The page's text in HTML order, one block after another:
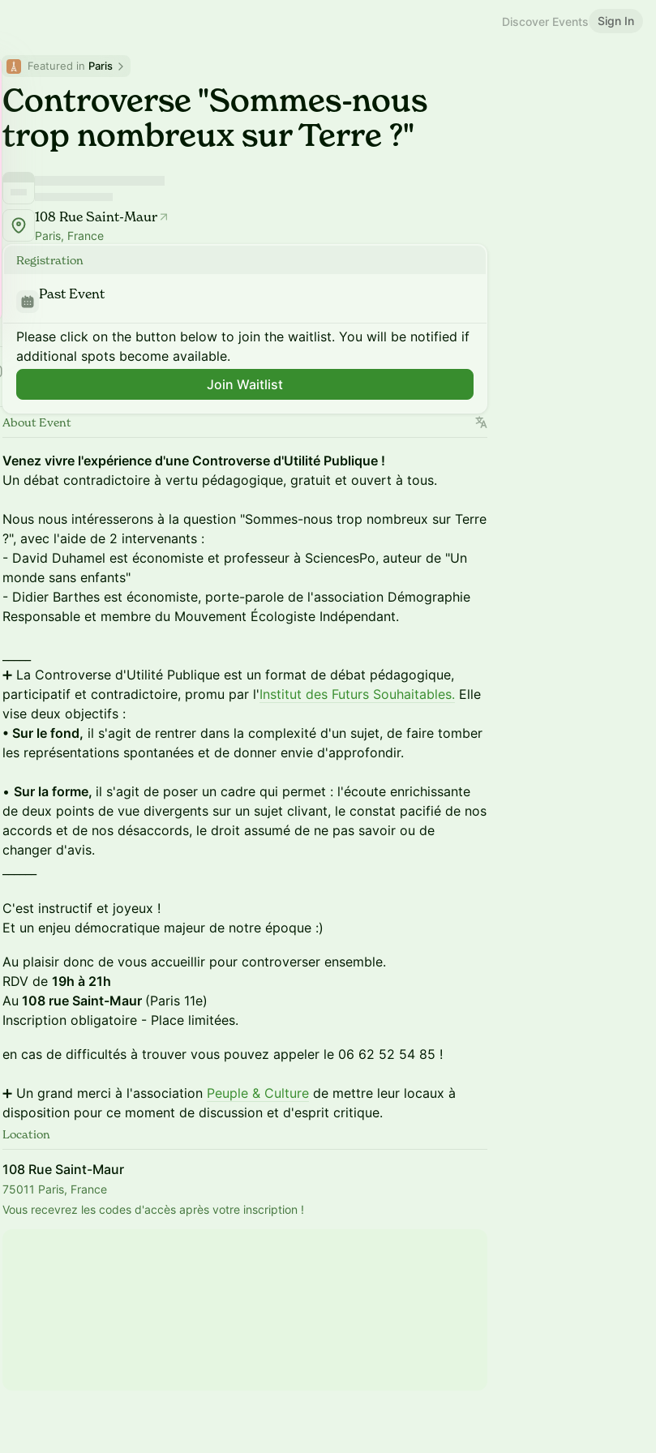
Discover Events Sign In
Featured in Paris
Controverse "Sommes-nous
trop nombreux sur Terre ?"
108 Rue Saint-Maur
Paris, France
Registration
Past Event
Please click on the button below to join the waitlist. You will be notified if
additional spots become available.
Join Waitlist
About Event
Venez vivre l'expérience d'une Controverse d'Utilité Publique !
Un débat contradictoire à vertu pédagogique, gratuit et ouvert à tous.
Nous nous intéresserons à la question "Sommes-nous trop nombreux sur Terre
?", avec l'aide de 2 intervenants :
- David Duhamel est économiste et professeur à SciencesPo, auteur de "Un
monde sans enfants"
- Didier Barthes est économiste, porte-parole de l'association Démographie
Responsable et membre du Mouvement Écologiste Indépendant.
➕ La Controverse d'Utilité Publique est un format de débat pédagogique,
participatif et contradictoire, promu par l'Institut des Futurs Souhaitables. Elle
vise deux objectifs :
• Sur le fond, il s'agit de rentrer dans la complexité d'un sujet, de faire tomber
les représentations spontanées et de donner envie d'approfondir.
• Sur la forme, il s'agit de poser un cadre qui permet : l'écoute enrichissante
de deux points de vue divergents sur un sujet clivant, le constat pacifié de nos
accords et de nos désaccords, le droit assumé de ne pas savoir ou de
changer d'avis.
C'est instructif et joyeux !
Et un enjeu démocratique majeur de notre époque :)
​Au plaisir donc de vous accueillir pour controverser ensemble.
RDV de 19h à 21h
Au 108 rue Saint-Maur (Paris 11e)
Inscription obligatoire - Place limitées.
en cas de difficultés à trouver vous pouvez appeler le 06 62 52 54 85 !
➕ Un grand merci à l'association Peuple & Culture de mettre leur locaux à
disposition pour ce moment de discussion et d'esprit critique.
Location
108 Rue Saint-Maur
75011 Paris, France
Vous recevrez les codes d'accès après votre inscription !